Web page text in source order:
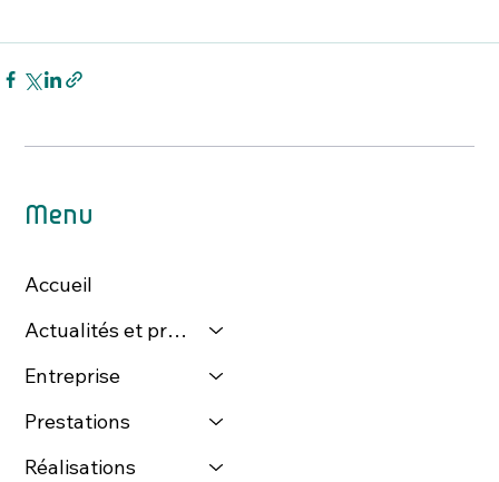
Menu
Accueil
Actualités et presse
Entreprise
Prestations
Réalisations